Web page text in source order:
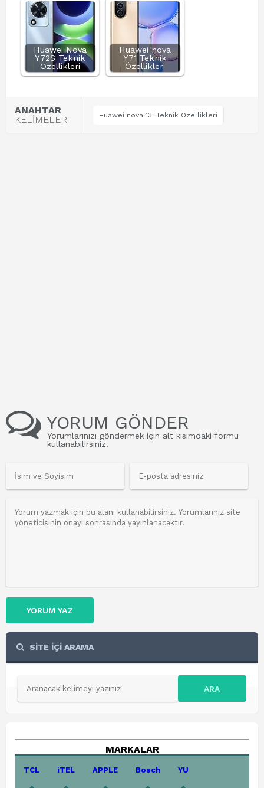
Huawei Nova
Y72S Teknik
Özellikleri
Huawei nova
Y71 Teknik
Özellikleri
ANAHTAR
KELİMELER
Huawei nova 13i Teknik Özellikleri
YORUM GÖNDER
Yorumlarınızı göndermek için alt kısımdaki formu
kullanabilirsiniz.
YORUM YAZ
SİTE İÇİ ARAMA
ARA
MARKALAR
TCL iTEL APPLE Bosch YU